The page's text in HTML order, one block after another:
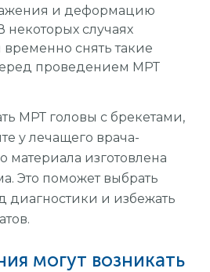
и деформацию
случаях
снять такие
проведением МРТ
МРТ головы с брекетами,
у лечащего врача-
материала изготовлена
Это поможет выбрать
диагностики и избежать
могут возникать